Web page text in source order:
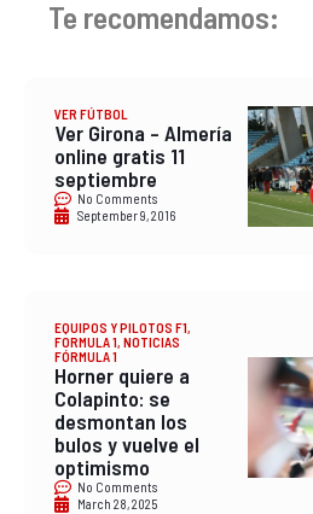
Te recomendamos:
VER FÚTBOL
Ver Girona – Almería
online gratis 11
septiembre
No Comments
September 9, 2016
EQUIPOS Y PILOTOS F1,
FORMULA 1, NOTICIAS
FÓRMULA 1
Horner quiere a
Colapinto: se
desmontan los
bulos y vuelve el
optimismo
No Comments
March 28, 2025